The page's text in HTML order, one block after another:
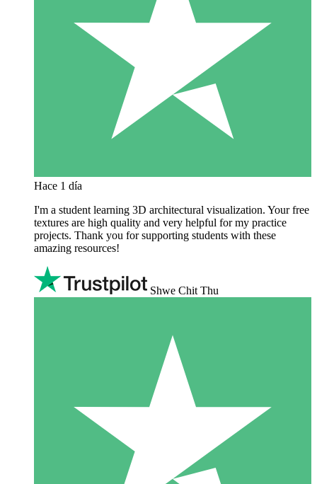
Hace 1 día
I'm a student learning 3D architectural visualization. Your free
textures are high quality and very helpful for my practice
projects. Thank you for supporting students with these
amazing resources!
Shwe Chit Thu